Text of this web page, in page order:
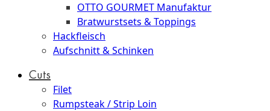
OTTO GOURMET Manufaktur
Bratwurstsets & Toppings
Hackfleisch
Aufschnitt & Schinken
Cuts
Filet
Rumpsteak / Strip Loin